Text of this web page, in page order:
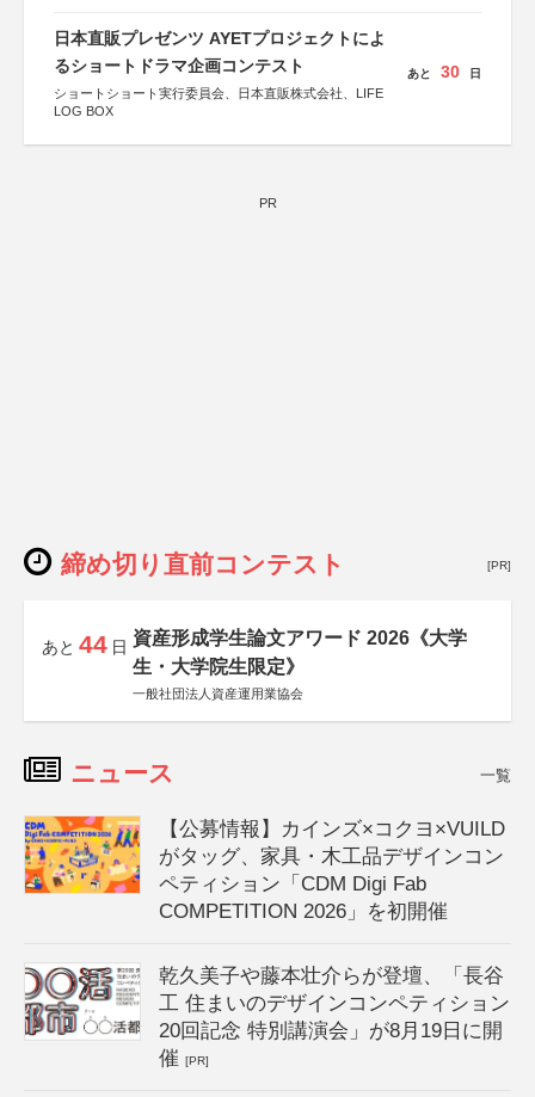
協力：読売新聞社
後援：厚生労働省
文部科学省
日本経済団体連合会
関西経済連合会
日本直販プレゼンツ AYETプロジェクトによ
るショートドラマ企画コンテスト
ショートショート実行委員会、日本直販株式会社、LIFE
LOG BOX
あと 30 日
PR
締め切り直前コンテスト [PR]
あと 44 日 資産形成学生論文アワード 2026《大学
生・大学院生限定》
一般社団法人資産運用業協会
ニュース 一覧
【公募情報】カインズ×コクヨ×VUILD
がタッグ、家具・木工品デザインコン
ペティション「CDM Digi Fab
COMPETITION 2026」を初開催
乾久美子や藤本壮介らが登壇、「長谷
工 住まいのデザインコンペティション
20回記念 特別講演会」が8月19日に開
催[PR]